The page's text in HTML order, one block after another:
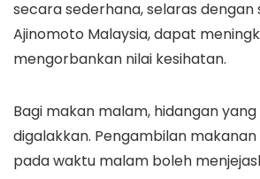
secara sederhana, selaras dengan
Ajinomoto Malaysia, dapat
mengorbankan nilai kesihatan.
Bagi makan malam, hidangan
digalakkan. Pengambilan
pada waktu malam boleh